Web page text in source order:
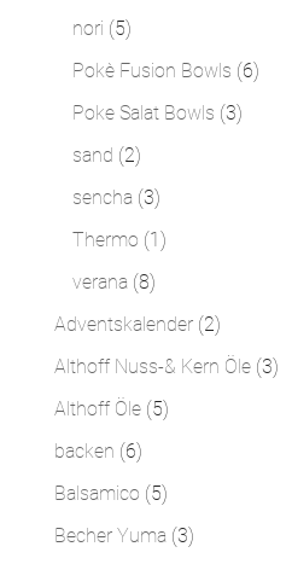
nori 55
Produkte
Pokè Fusion Bowls 66
Poke Salat Bowls 33
sand 22
Produkte
sencha 33
Produkte
Thermo 11
verana 88
Produkte
Adventskalender 22
Produkte
Althoff Nuss-& Kern Öle 33
Althoff Öle 55
backen 66
Produkte
Balsamico 55
Produkte
Becher Yuma 33